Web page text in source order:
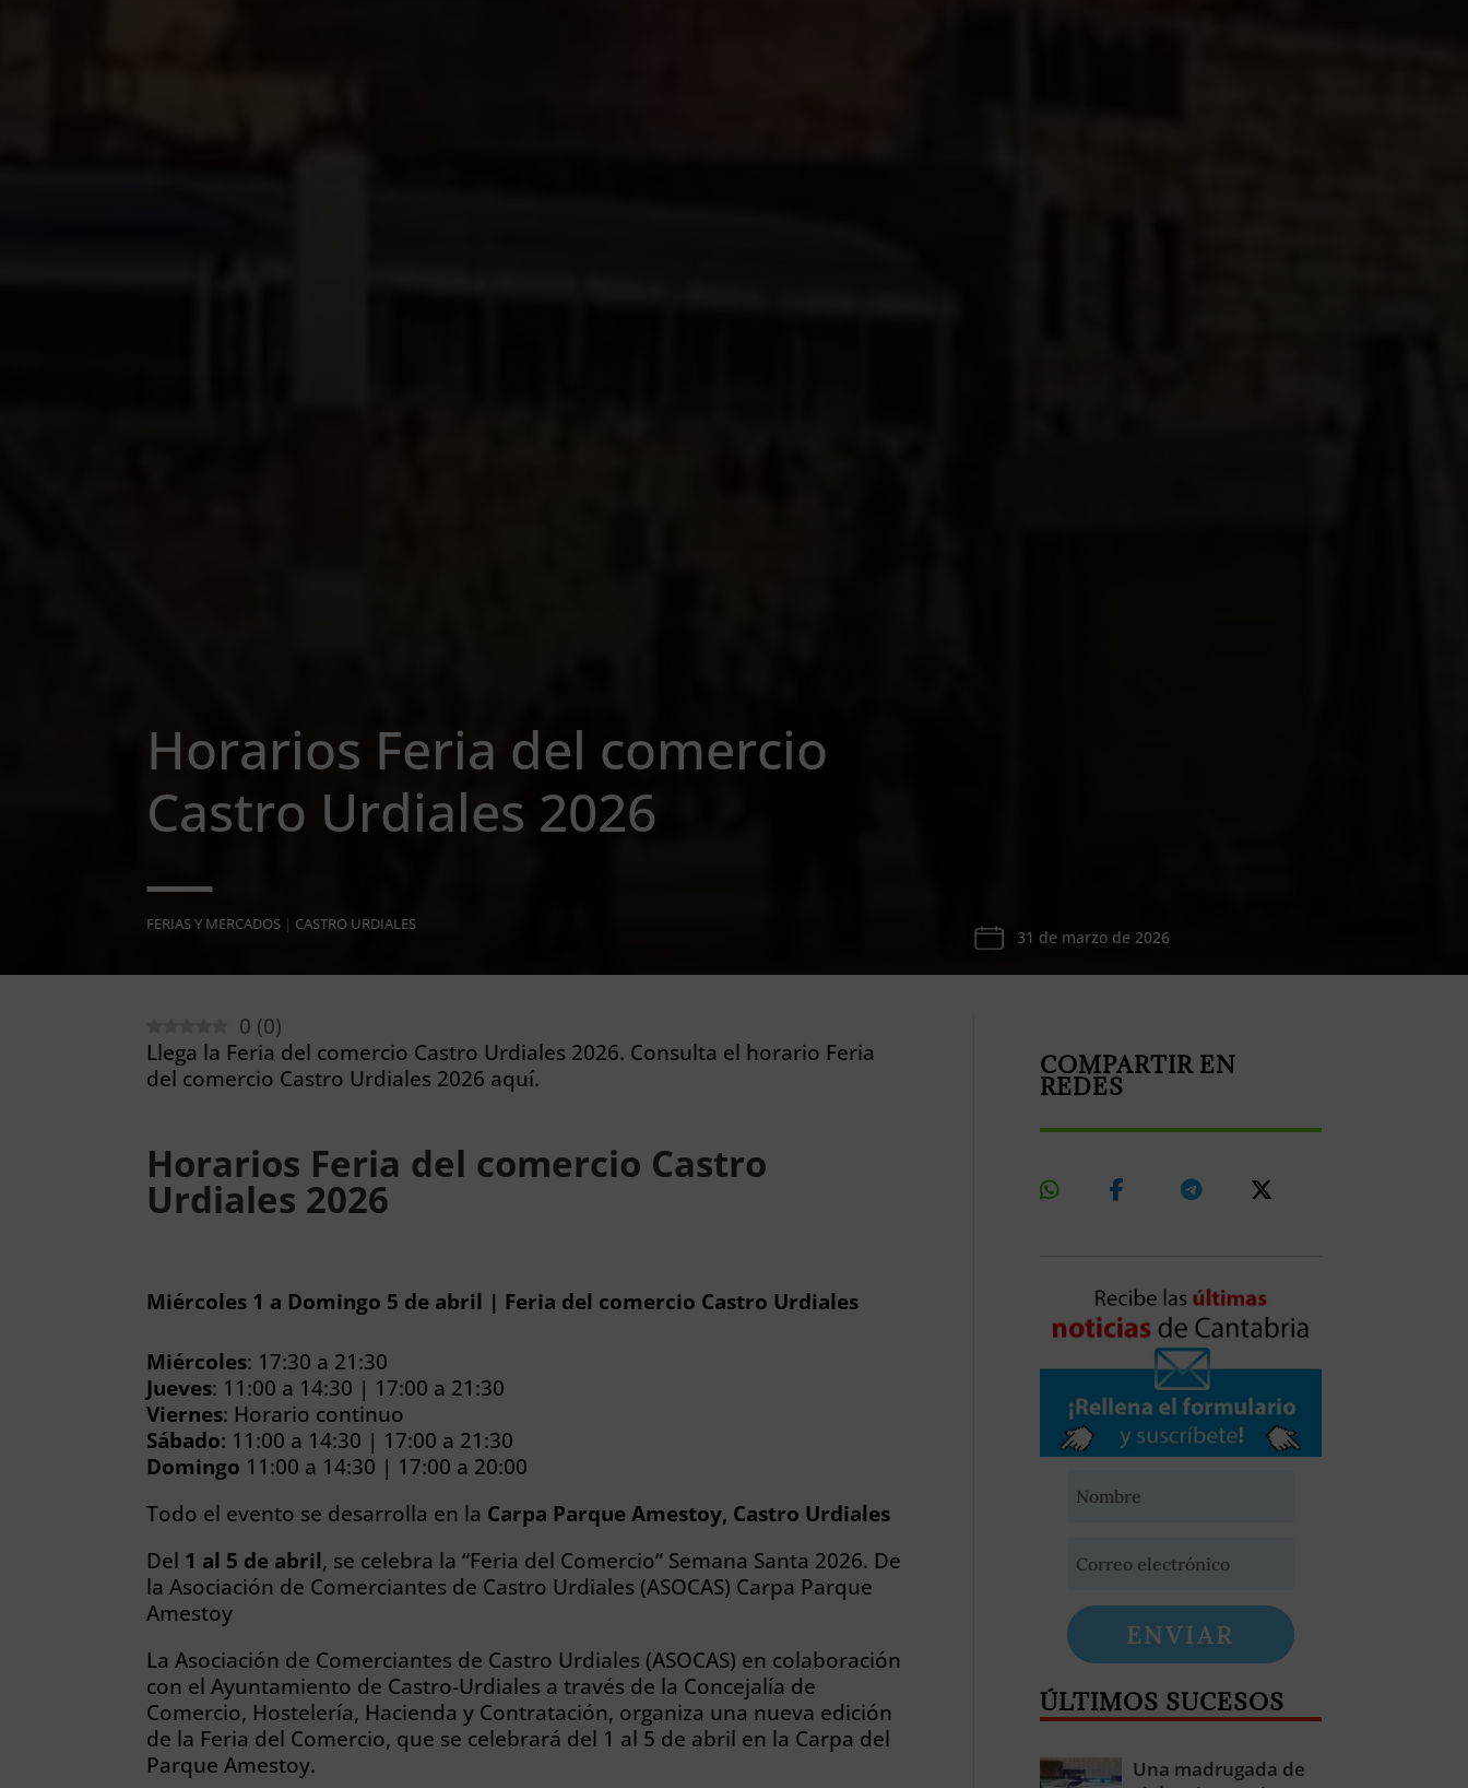
Horarios Feria del comercio
Castro Urdiales 2026
FERIAS Y MERCADOS | CASTRO URDIALES
31 de marzo de 2026
0 (0)
Llega la Feria del comercio Castro Urdiales 2026. Consulta el horario Feria
del comercio Castro Urdiales 2026 aquí.
Horarios Feria del comercio Castro
Urdiales 2026
Miércoles 1 a Domingo 5 de abril | Feria del comercio Castro Urdiales
Miércoles: 17:30 a 21:30
Jueves: 11:00 a 14:30 | 17:00 a 21:30
Viernes: Horario continuo
Sábado: 11:00 a 14:30 | 17:00 a 21:30
Domingo 11:00 a 14:30 | 17:00 a 20:00
Todo el evento se desarrolla en la Carpa Parque Amestoy, Castro Urdiales
Del 1 al 5 de abril, se celebra la “Feria del Comercio” Semana Santa 2026. De
la Asociación de Comerciantes de Castro Urdiales (ASOCAS) Carpa Parque
Amestoy
La Asociación de Comerciantes de Castro Urdiales (ASOCAS) en colaboración
con el Ayuntamiento de Castro-Urdiales a través de la Concejalía de
Comercio, Hostelería, Hacienda y Contratación, organiza una nueva edición
de la Feria del Comercio, que se celebrará del 1 al 5 de abril en la Carpa del
Parque Amestoy.
COMPARTIR EN
REDES
ENVIAR
ÚLTIMOS SUCESOS
Una madrugada de